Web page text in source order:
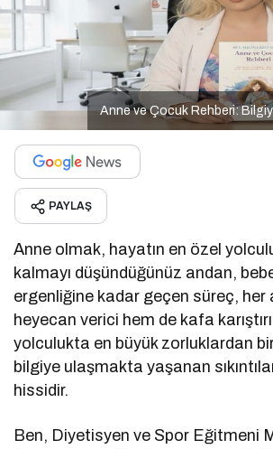
Anne ve Çocuk Rehberi:
PAYLAŞ
Anne olmak, hayatın en özel
kalmayı düşündüğünüz andan,
ergenliğine kadar geçen süreç, her
heyecan verici hem de kafa
yolculukta en büyük zorluklardan
bilgiye ulaşmakta yaşanan
hissidir.
Ben, Diyetisyen ve Spor Eğitmeni